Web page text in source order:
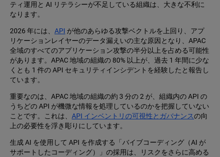
ティ運用と AI リテラシーが不足している組織は、大きな不利に
なります。
2026 年には、 API が他のあらゆる攻撃ベクトルを上回り、アプ
リケーションレイヤーのデータ漏えいの主な原因となり、APAC
全域のすべてのアプリケーション攻撃の半分以上を占める可能性
があります。APAC 地域の組織の 80% 以上が、過去 1 年間に少な
くとも 1 件の API セキュリティインシデントを経験したと報告し
ています。
重要なのは、APAC 地域の組織の約 3 分の 2 が、組織内の API の
うちどの API が機微な情報を処理しているのかを把握していない
ことです。これは、 API インベントリの可視性とガバナンスの向
上の必要性を浮き彫りにしています。
生成 AI を使用して API を作成する「バイブコーディング（AI が
サポートしたコーディング）」の採用は、リスクをさらに高める